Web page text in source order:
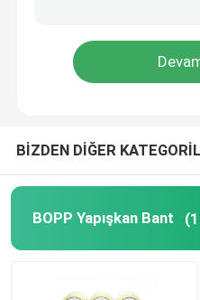
BİZDEN DİĞER
BOPP Yapışkan Bant